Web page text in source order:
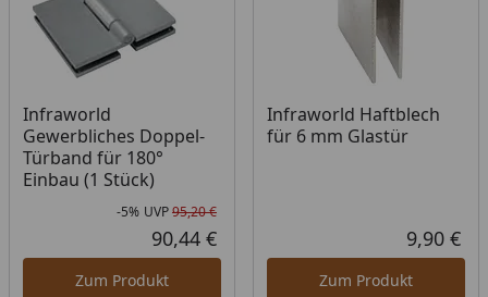
Infraworld
Gewerbliches Doppel-
Türband für 180°
Einbau (1 Stück)
Rabatt in Prozent
-5%
Ursprünglicher Preis
UVP95,20 €
Aktueller Preis
90,44 €
Zum Produkt
Infraworld Haftblech
für 6 mm Glastür
9,90 €
Zum Produkt